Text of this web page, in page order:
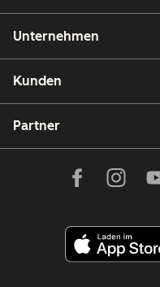
Unternehmen
Kunden
Partner